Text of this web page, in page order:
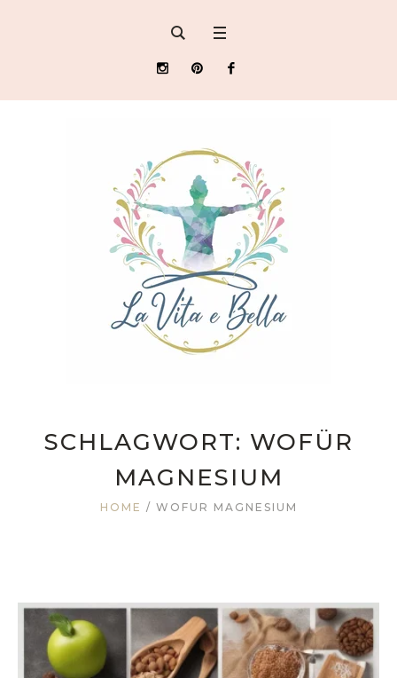
SCHLAGWORT: WOFÜR
MAGNESIUM
HOME / WOFÜR MAGNESIUM